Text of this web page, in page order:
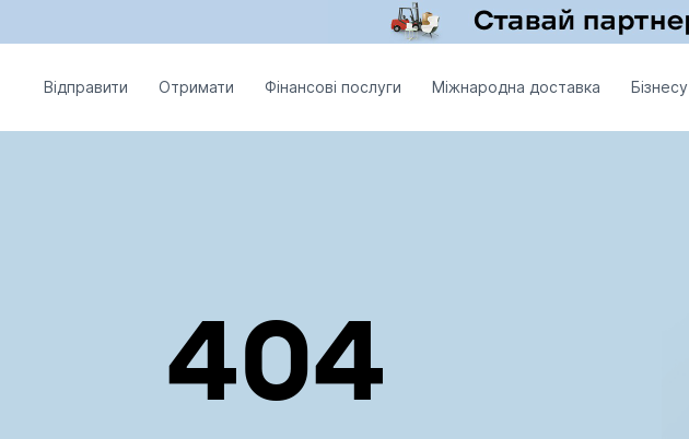
Відправити Отримати Фінансові послуги Міжнародна доставка Бізнесу
404